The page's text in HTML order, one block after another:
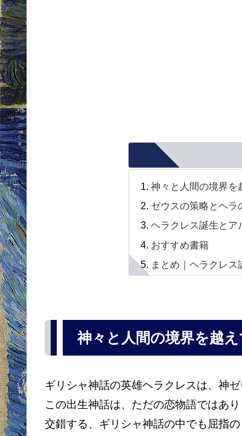
神々と人間の境界を
ゼウスの策略とヘラ
ヘラクレス誕生とア
おすすめ書籍
まとめ｜ヘラクレ
神々と人間の境界を越
ギリシャ神話の英雄ヘラクレスは、神
この出生神話は、ただの恋物語ではあ
交錯する、ギリシャ神話の中でも屈指